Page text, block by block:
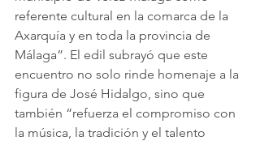
referente cultural en la comarca de la
Axarquía y en toda la provincia de
Málaga”. El edil subrayó que este
encuentro no solo rinde homenaje a la
figura de José Hidalgo, sino que
también “refuerza el compromiso con
la música, la tradición y el talento